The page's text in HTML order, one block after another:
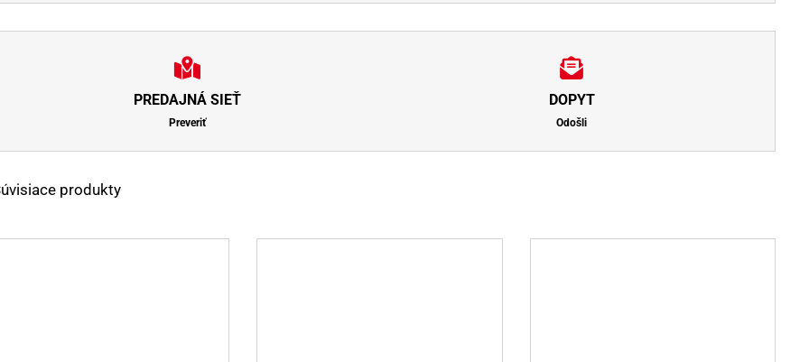
PREDAJNÁ SIEŤ
Preveriť
DOPYT
Odošli
produkty